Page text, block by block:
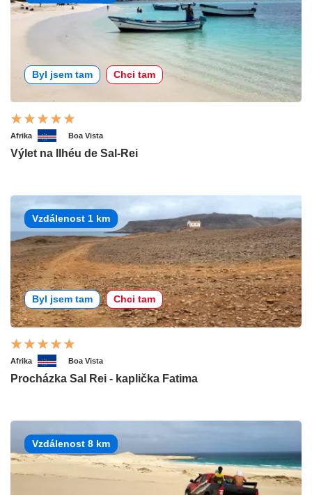
Byl jsem tam Chci tam
Afrika Boa Vista
Výlet na Ilhéu de Sal-Rei
Vzdálenost 1 km
Byl jsem tam Chci tam
Afrika Boa Vista
Procházka Sal Rei - kaplička Fatima
Vzdálenost 8 km